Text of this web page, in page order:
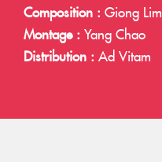
Composition : Giong Lim
Montage : Yang Chao
Distribution : Ad Vitam